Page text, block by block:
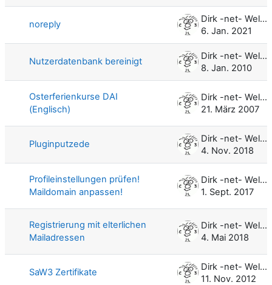
noreply
Dirk -net- Weller
6. Jan. 2021
Nutzerdatenbank bereinigt
Dirk -net- Weller
8. Jan. 2010
Osterferienkurse DAI
(Englisch)
Dirk -net- Weller
21. März 2007
Pluginputzede
Dirk -net- Weller
4. Nov. 2018
Profileinstellungen prüfen!
Maildomain anpassen!
Dirk -net- Weller
1. Sept. 2017
Registrierung mit elterlichen
Mailadressen
Dirk -net- Weller
4. Mai 2018
SaW3 Zertifikate
Dirk -net- Weller
11. Nov. 2012